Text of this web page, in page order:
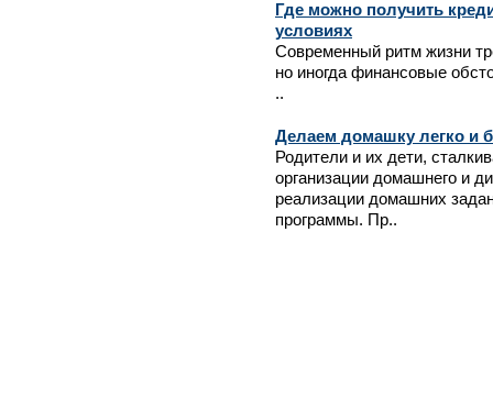
Где можно получить
условиях
Современный ритм жизни
но иногда финансовые
..
Делаем домашку легко и
Родители и их дети,
организации домашнего и
реализации домашних
программы. Пр..